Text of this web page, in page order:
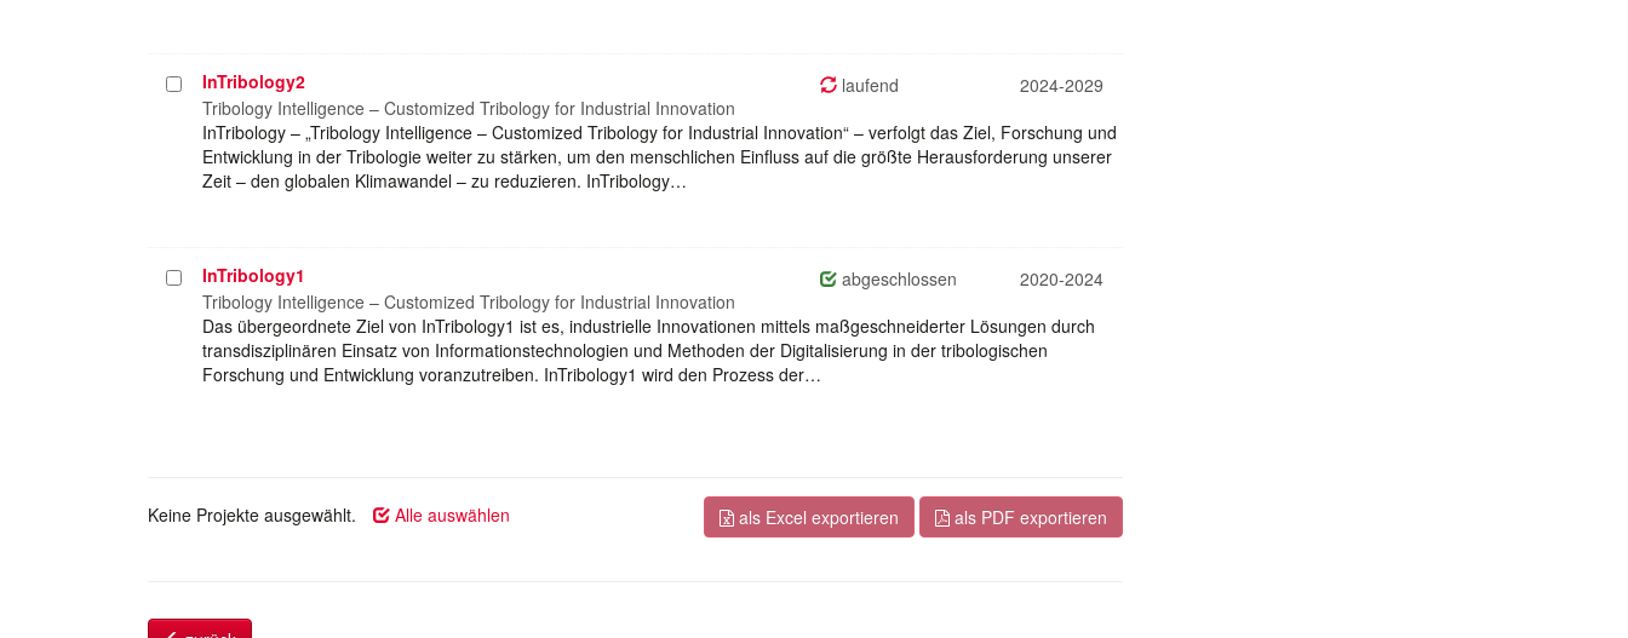
Projekt
auswählen
InTribology2 laufend
2024-2029
Tribology Intelligence – Customized Tribology for Industrial Innovation
InTribology – „Tribology Intelligence – Customized Tribology for Industrial Innovation“ – verfolgt das Ziel, Forschung und
Entwicklung in der Tribologie weiter zu stärken, um den menschlichen Einfluss auf die größte Herausforderung unserer
Zeit – den globalen Klimawandel – zu reduzieren. InTribology…
Projekt
auswählen
InTribology1 abgeschlossen
2020-2024
Tribology Intelligence – Customized Tribology for Industrial Innovation
Das übergeordnete Ziel von InTribology1 ist es, industrielle Innovationen mittels maßgeschneiderter Lösungen durch
transdisziplinären Einsatz von Informationstechnologien und Methoden der Digitalisierung in der tribologischen
Forschung und Entwicklung voranzutreiben. InTribology1 wird den Prozess der…
Keine Projekte ausgewählt. Alle auswählen als Excel exportieren als PDF exportieren